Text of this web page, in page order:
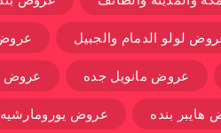
لولو الدمام والجبيل
عروض مانويل جده عروض
هايبر بنده عروض يورومارشيه